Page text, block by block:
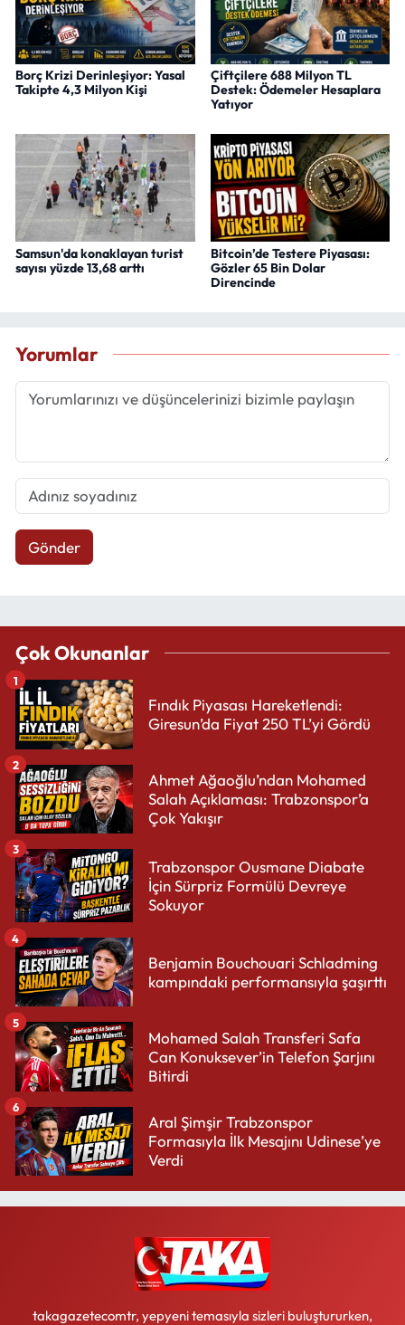
Borç Krizi Derinleşiyor: Yasal
Takipte 4,3 Milyon Kişi
Çiftçilere 688 Milyon TL
Destek: Ödemeler Hesaplara
Yatıyor
Samsun'da konaklayan turist
sayısı yüzde 13,68 arttı
Bitcoin’de Testere Piyasası:
Gözler 65 Bin Dolar
Direncinde
Yorumlar
Gönder
Çok Okunanlar
Fındık Piyasası Hareketlendi:
Giresun’da Fiyat 250 TL’yi Gördü
1
Ahmet Ağaoğlu’ndan Mohamed
Salah Açıklaması: Trabzonspor’a
Çok Yakışır
2
Trabzonspor Ousmane Diabate
İçin Sürpriz Formülü Devreye
Sokuyor
3
Benjamin Bouchouari Schladming
kampındaki performansıyla şaşırttı
4
Mohamed Salah Transferi Safa
Can Konuksever’in Telefon Şarjını
Bitirdi
5
Aral Şimşir Trabzonspor
Formasıyla İlk Mesajını Udinese’ye
Verdi
6
takagazetecomtr, yepyeni temasıyla sizleri buluştururken,